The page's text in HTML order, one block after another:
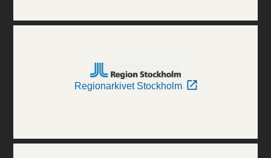
Regionarkivet Stockholm